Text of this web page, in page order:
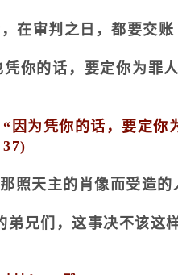
在审判之日，都要交账
你的话，要定你为罪
因为凭你的话，要定你
37)
照天主的肖像而受造的
兄们，这事决不该这